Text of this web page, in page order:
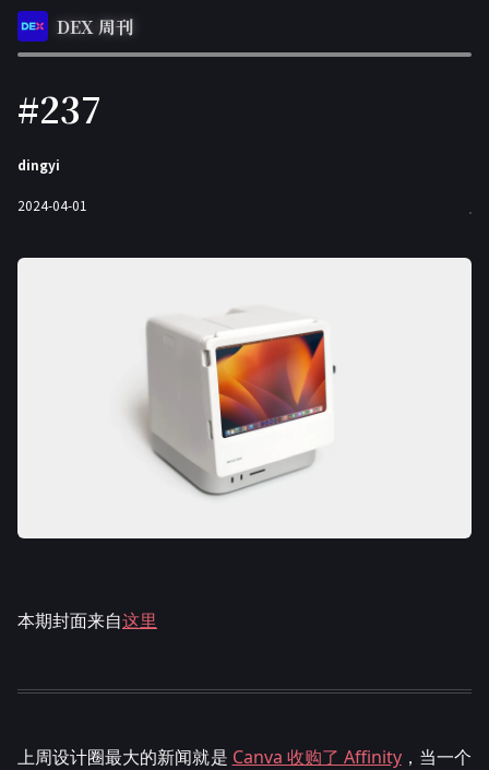
DEX 周刊
#237
dingyi
2024-04-01
本期封面来自这里
上周设计圈最大的新闻就是 Canva 收购了 Affinity，当一个